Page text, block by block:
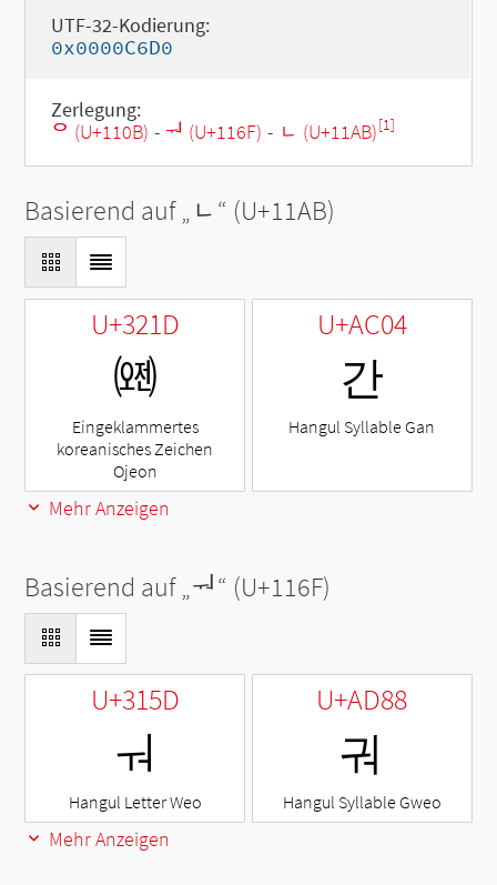
UTF-32-Kodierung:
0x0000C6D0
Zerlegung:
ᄋ (U+110B) - ᅯ (U+116F) - ᆫ (U+11AB)[1]
Basierend auf „ ᆫ“ (U+11AB)
U+321D
㈝
Eingeklammertes
koreanisches Zeichen
Ojeon
U+AC04
간
Hangul Syllable Gan
Mehr Anzeigen
Basierend auf „ᅯ“ (U+116F)
U+315D
ㅝ
Hangul Letter Weo
U+AD88
궈
Hangul Syllable Gweo
Mehr Anzeigen